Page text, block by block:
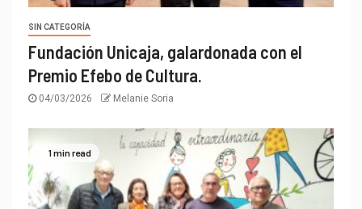
SIN CATEGORÍA
Fundación Unicaja, galardonada con el
Premio Efebo de Cultura.
04/03/2026 Melanie Soria
1 min read